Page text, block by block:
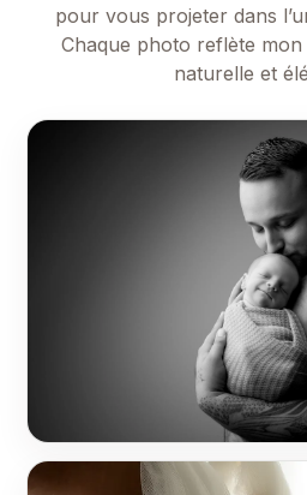
pour vous projeter dans
Chaque photo reflète
naturelle et